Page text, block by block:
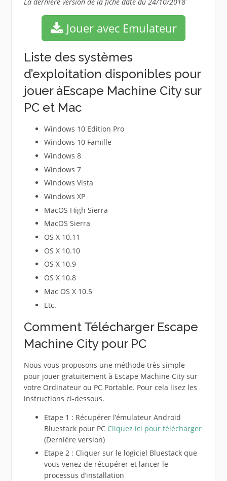
Jouer avec Emulateur
Liste des systèmes
d’exploitation disponibles pour
jouer àEscape Machine City sur
PC et Mac
Windows 10 Edition Pro
Windows 10 Famille
Windows 8
Windows 7
Windows Vista
Windows XP
MacOS High Sierra
MacOS Sierra
OS X 10.11
OS X 10.10
OS X 10.9
OS X 10.8
Mac OS X 10.5
Etc.
Comment Télécharger Escape
Machine City pour PC
Nous vous proposons une méthode très simple
pour jouer gratuitement à Escape Machine City sur
votre Ordinateur ou PC Portable. Pour cela lisez les
instructions ci-dessous.
Etape 1 : Récupérer l’émulateur Android
Bluestack pour PC Cliquez ici pour télécharger
(Dernière version)
Etape 2 : Cliquer sur le logiciel Bluestack que
vous venez de récupérer et lancer le
processus d’installation